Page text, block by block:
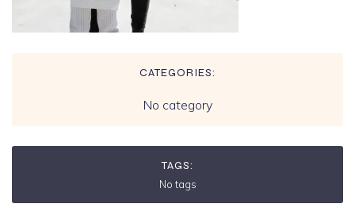
CATEGORIES:
No category
TAGS:
No tags